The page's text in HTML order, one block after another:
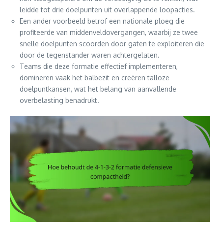
leidde tot drie doelpunten uit overlappende loopacties.
Een ander voorbeeld betrof een nationale ploeg die
profiteerde van middenveldovergangen, waarbij ze twee
snelle doelpunten scoorden door gaten te exploiteren die
door de tegenstander waren achtergelaten.
Teams die deze formatie effectief implementeren,
domineren vaak het balbezit en creëren talloze
doelpuntkansen, wat het belang van aanvallende
overbelasting benadrukt.